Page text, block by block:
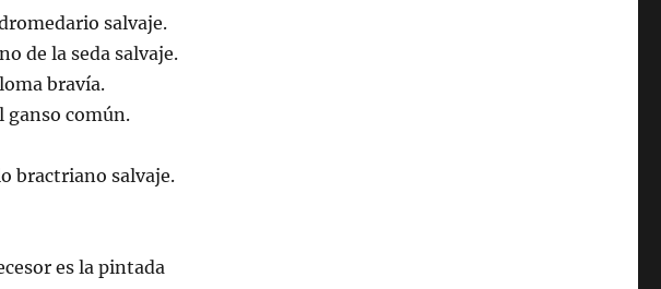
salvaje.
de la seda salvaje.
bravía.
ganso común.
bractriano salvaje.
es la pintada